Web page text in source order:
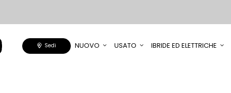
Sedi NUOVO USATO IBRIDE ED ELETTRICHE